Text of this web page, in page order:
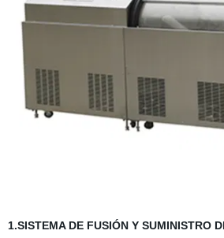
1.SISTEMA DE FUSIÓN Y SUMINISTRO